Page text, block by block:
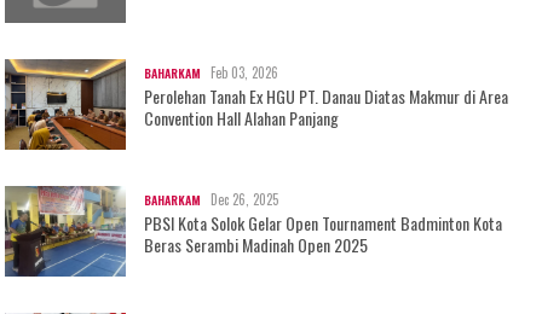
BAHARKAM Feb 03, 2026
Perolehan Tanah Ex HGU PT. Danau Diatas Makmur di Area
Convention Hall Alahan Panjang
BAHARKAM Dec 26, 2025
PBSI Kota Solok Gelar Open Tournament Badminton Kota
Beras Serambi Madinah Open 2025